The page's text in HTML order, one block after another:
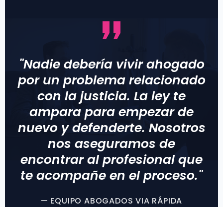
"Nadie debería vivir ahogado
por un problema relacionado
con la justicia. La ley te
ampara para empezar de
nuevo y defenderte. Nosotros
nos aseguramos de
encontrar al profesional que
te acompañe en el proceso."
— EQUIPO ABOGADOS VIA RÁPIDA